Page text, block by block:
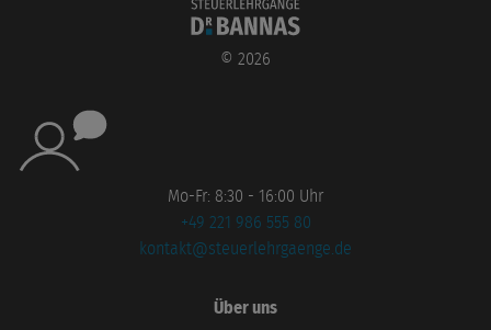
© 2026
Mo-Fr: 8:30 - 16:00 Uhr
+49 221 986 555 80
kontakt@steuerlehrgaenge.de
Über uns